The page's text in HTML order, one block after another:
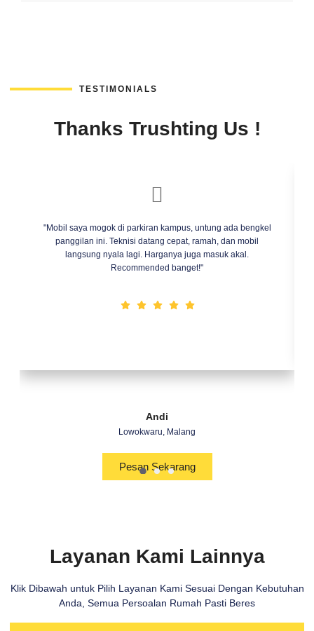
TESTIMONIALS
Thanks Trushting Us !
Andi
Lowokwaru, Malang
"Mobil saya mogok di parkiran kampus, untung ada bengkel
panggilan ini. Teknisi datang cepat, ramah, dan mobil
langsung nyala lagi. Harganya juga masuk akal.
Recommended banget!"
Pesan Sekarang
Layanan Kami Lainnya
Klik Dibawah untuk Pilih Layanan Kami Sesuai Dengan Kebutuhan
Anda, Semua Persoalan Rumah Pasti Beres